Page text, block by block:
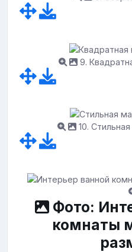
9.
10.
Фото:
комнаты